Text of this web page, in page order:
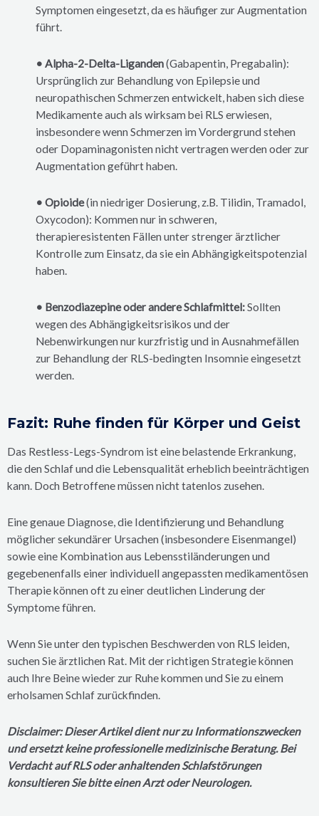
Symptomen eingesetzt, da es häufiger zur Augmentation
führt.
• Alpha-2-Delta-Liganden(Gabapentin, Pregabalin):
Ursprünglich zur Behandlung von Epilepsie und
neuropathischen Schmerzen entwickelt, haben sich diese
Medikamente auch als wirksam bei RLS erwiesen,
insbesondere wenn Schmerzen im Vordergrund stehen
oder Dopaminagonisten nicht vertragen werden oder zur
Augmentation geführt haben.
• Opioide(in niedriger Dosierung, z.B. Tilidin, Tramadol,
Oxycodon): Kommen nur in schweren,
therapieresistenten Fällen unter strenger ärztlicher
Kontrolle zum Einsatz, da sie ein Abhängigkeitspotenzial
haben.
• Benzodiazepine oder andere Schlafmittel:Sollten
wegen des Abhängigkeitsrisikos und der
Nebenwirkungen nur kurzfristig und in Ausnahmefällen
zur Behandlung der RLS-bedingten Insomnie eingesetzt
werden.
Fazit: Ruhe finden für Körper und Geist
Das Restless-Legs-Syndrom ist eine belastende Erkrankung,
die den Schlaf und die Lebensqualität erheblich beeinträchtigen
kann. Doch Betroffene müssen nicht tatenlos zusehen.
Eine genaue Diagnose, die Identifizierung und Behandlung
möglicher sekundärer Ursachen (insbesondere Eisenmangel)
sowie eine Kombination aus Lebensstiländerungen und
gegebenenfalls einer individuell angepassten medikamentösen
Therapie können oft zu einer deutlichen Linderung der
Symptome führen.
Wenn Sie unter den typischen Beschwerden von RLS leiden,
suchen Sie ärztlichen Rat. Mit der richtigen Strategie können
auch Ihre Beine wieder zur Ruhe kommen und Sie zu einem
erholsamen Schlaf zurückfinden.
Disclaimer: Dieser Artikel dient nur zu Informationszwecken
und ersetzt keine professionelle medizinische Beratung. Bei
Verdacht auf RLS oder anhaltenden Schlafstörungen
konsultieren Sie bitte einen Arzt oder Neurologen.